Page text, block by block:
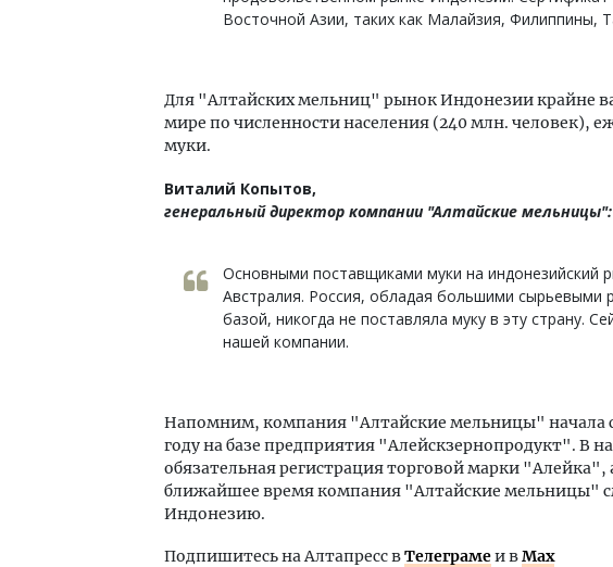
Восточной Азии, таких как Малайзия, Филиппины,
Для "Алтайских мельниц" рынок Индонезии крайне
мире по численности населения (240 млн. человек),
муки.
Виталий Копытов,
генеральный директор компании "Алтайские мельницы":
Основными поставщиками муки на индонезийский
Австралия. Россия, обладая большими сырьевыми
базой, никогда не поставляла муку в эту страну.
нашей компании.
Напомним, компания "Алтайские мельницы" начала
году на базе предприятия "Алейскзернопродукт". В
обязательная регистрация торговой марки "Алейка",
ближайшее время компания "Алтайские мельницы"
Индонезию.
Подпишитесь на Алтапресс вТелеграмеи вMax